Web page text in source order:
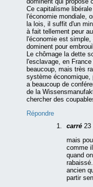
Ce capitalisme
l'économie mondiale,
la lois, il suffit d'un
à fait tellement peur
l'économie est
dominent pour
Le chômage la dette
l'esclavage, en
beaucoup, mais très
système économique,
a beaucoup de
de la
chercher des
Répondre
carré 23
mais
comme
quand
ancien
partir